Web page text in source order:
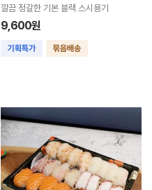
깔끔 정갈한 기본 블랙 스시용기
9,600원